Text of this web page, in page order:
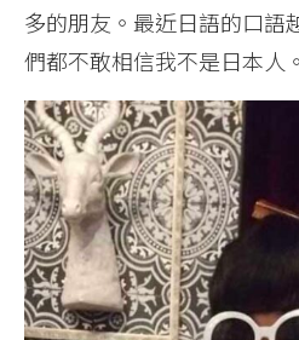
多的朋友。最近日語的口語
們都不敢相信我不是日本人。